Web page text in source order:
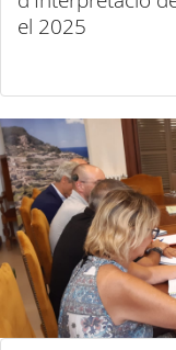
el 2025